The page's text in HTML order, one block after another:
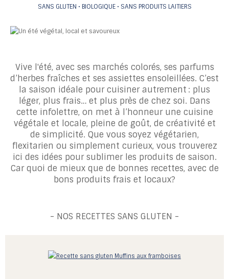
SANS GLUTEN • BIOLOGIQUE • SANS PRODUITS LAITIERS
Vive l'été, avec ses marchés colorés, ses parfums
d’herbes fraîches et ses assiettes ensoleillées. C’est
la saison idéale pour cuisiner autrement : plus
léger, plus frais… et plus près de chez soi. Dans
cette infolettre, on met à l’honneur une cuisine
végétale et locale, pleine de goût, de créativité et
de simplicité. Que vous soyez végétarien,
flexitarien ou simplement curieux, vous trouverez
ici des idées pour sublimer les produits de saison.
Car quoi de mieux que de bonnes recettes, avec de
bons produits frais et locaux?
- NOS RECETTES SANS GLUTEN -